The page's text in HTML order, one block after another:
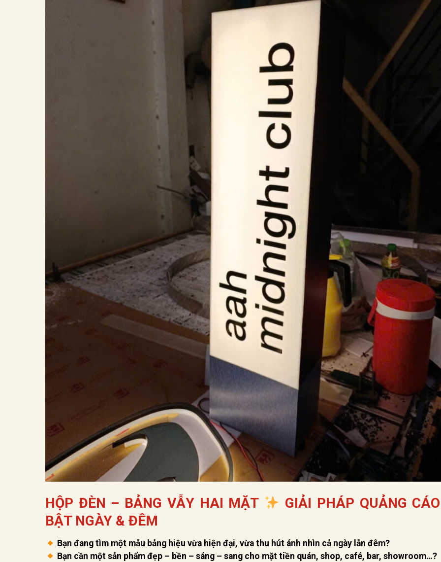
HỘP ĐÈN – BẢNG VẪY HAI MẶT
GIẢI PHÁP QUẢNG
BẬT NGÀY & ĐÊM
Bạn đang tìm một mẫu bảng hiệu vừa hiện đại, vừa thu hút ánh nhìn cả ngày lẫn đêm?
Bạn cần một sản phẩm đẹp – bền – sáng – sang cho mặt tiền quán, shop, café, bar, showroom…?